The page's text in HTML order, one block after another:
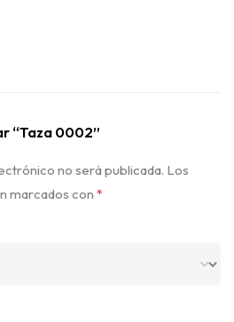
“Taza 0002”
no será publicada. Los
marcados con *